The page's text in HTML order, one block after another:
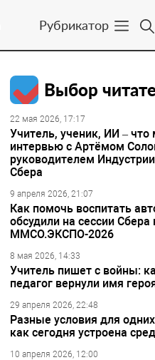
Рубрикатор
Выбор
22 мая 2026, 17:17
Учитель, ученик, ИИ – что
интервью с Артёмом
руководителем
Сбера
9 апреля 2026, 21:07
Как помочь воспитать
обсудили на сессии Сбера
ММСО.ЭКСПО-2026
8 мая 2026, 14:33
Учитель пишет с войны:
педагог вернули имя
29 апреля 2026, 22:48
Разные условия для
как сегодня устроена
10 апреля 2026, 12:00